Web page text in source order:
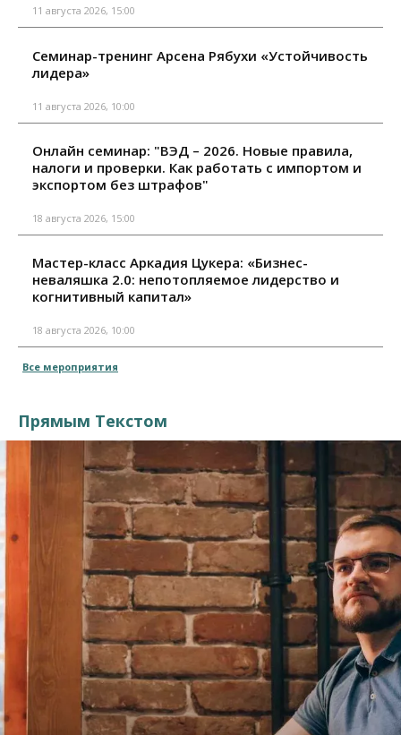
11 августа 2026, 15:00
Семинар-тренинг Арсена Рябухи «Устойчивость
лидера»
11 августа 2026, 10:00
Онлайн семинар: "ВЭД – 2026. Новые правила,
налоги и проверки. Как работать с импортом и
экспортом без штрафов"
18 августа 2026, 15:00
Мастер-класс Аркадия Цукера: «Бизнес-
неваляшка 2.0: непотопляемое лидерство и
когнитивный капитал»
18 августа 2026, 10:00
Все мероприятия
Прямым Текстом